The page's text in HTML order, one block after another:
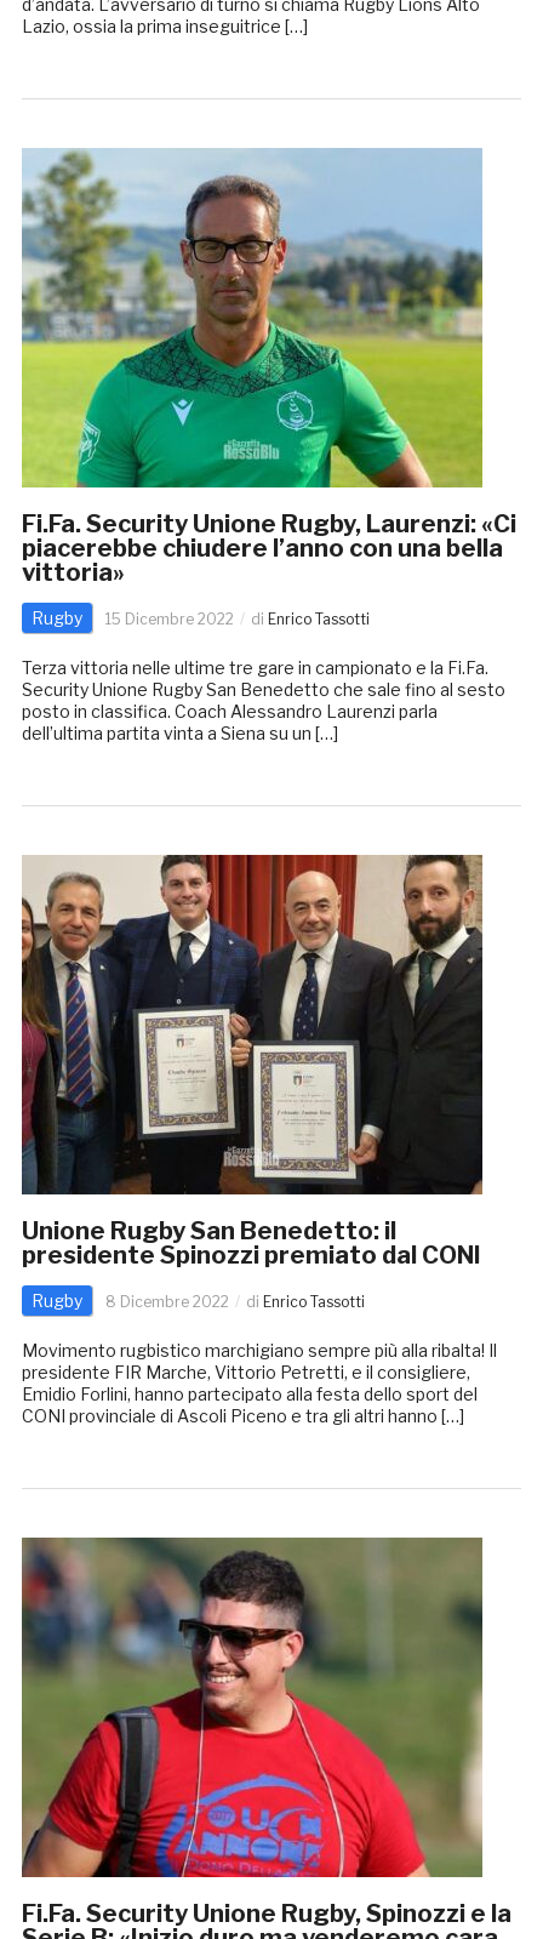
d’andata. L’avversario di turno si chiama Rugby Lions Alto
Lazio, ossia la prima inseguitrice […]
Fi.Fa. Security Unione Rugby, Laurenzi: «Ci
piacerebbe chiudere l’anno con una bella
vittoria»
Rugby 15 Dicembre 2022 di Enrico Tassotti
Terza vittoria nelle ultime tre gare in campionato e la Fi.Fa.
Security Unione Rugby San Benedetto che sale fino al sesto
posto in classifica. Coach Alessandro Laurenzi parla
dell’ultima partita vinta a Siena su un […]
Unione Rugby San Benedetto: il
presidente Spinozzi premiato dal CONI
Rugby 8 Dicembre 2022 di Enrico Tassotti
Movimento rugbistico marchigiano sempre più alla ribalta! Il
presidente FIR Marche, Vittorio Petretti, e il consigliere,
Emidio Forlini, hanno partecipato alla festa dello sport del
CONI provinciale di Ascoli Piceno e tra gli altri hanno […]
Fi.Fa. Security Unione Rugby, Spinozzi e la